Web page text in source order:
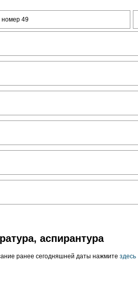
номер 49
аспирантура
ранее сегодняшней даты нажмите здесь